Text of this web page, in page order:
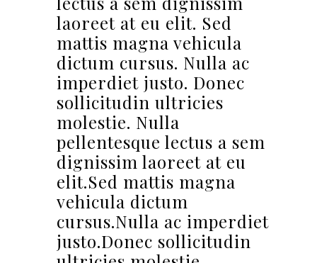
laoreet at eu elit. Sed
mattis magna vehicula
dictum cursus. Nulla ac
imperdiet justo. Donec
sollicitudin ultricies
molestie. Nulla
pellentesque lectus a sem
dignissim laoreet at eu
elit.Sed mattis magna
vehicula dictum
cursus.Nulla ac imperdiet
justo.Donec sollicitudin